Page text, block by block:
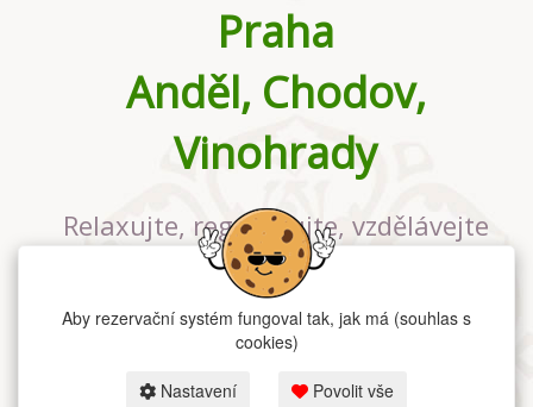
Praha
Anděl, Chodov,
Vinohrady
Relaxujte, regenerujte, vzdělávejte
se v největším jógovém studiu v
Praze
Aby rezervační systém fungoval tak, jak má (souhlas s
cookies)
Nastavení Povolit vše